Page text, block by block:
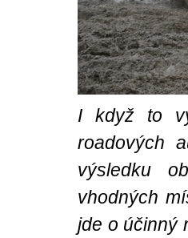
I když to
roadových
výsledku
vhodných
jde o účinný